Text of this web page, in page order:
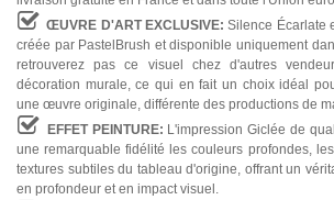
ŒUVRE D'ART EXCLUSIVE:Silence Écarlate
créée par PastelBrush et disponible uniquement
retrouverez pas ce visuel chez d'autres
décoration murale, ce qui en fait un choix idéal
une œuvre originale, différente des productions de
EFFET PEINTURE: L'impression Giclée de
une remarquable fidélité les couleurs profondes,
textures subtiles du tableau d'origine, offrant un
en profondeur et en impact visuel.